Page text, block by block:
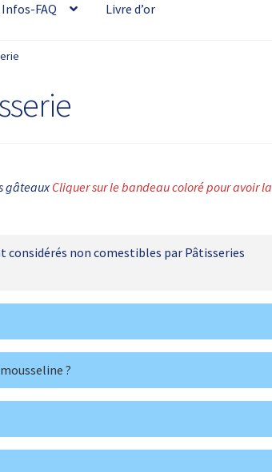
Infos-FAQ Livre d’or
gâteauxCliquer sur le bandeau coloré pour avoir la
considérés non comestibles par Pâtisseries
?